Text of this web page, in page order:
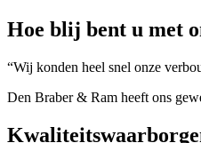
Hoe blij bent u met
“Wij konden heel snel onze
Den Braber & Ram heeft ons